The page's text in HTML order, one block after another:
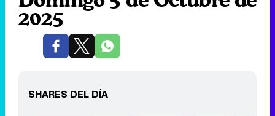
2025
SHARES DEL DÍA